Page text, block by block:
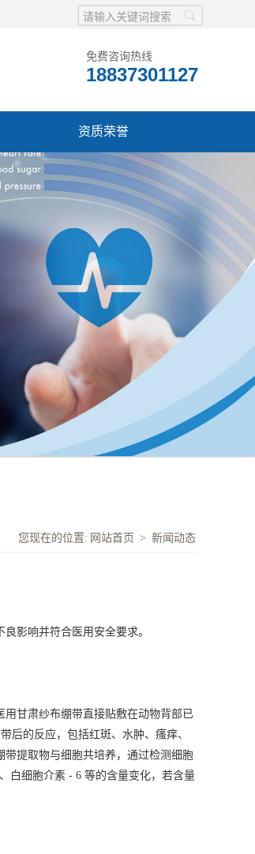
免费咨询热线
18837301127
资质荣誉
您现在的位置: 网站首页 > 新闻动态
影响并符合医用安全要求。
用甘肃纱布绷带直接贴敷在动物背部已
后的反应，包括红斑、水肿、瘙痒、
提取物与细胞共培养，通过检测细胞
白细胞介素 - 6 等的含量变化，若含量